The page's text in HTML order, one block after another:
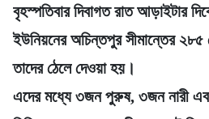
বৃহস্পতিবার দিবাগত রাত আড়াইটার
ইউনিয়নের অচিন্তপুর সীমান্তের ২৮৫
তাদের ঠেলে দেওয়া হয়।
এদের মধ্যে ৩জন পুরুষ, ৩জন নারী